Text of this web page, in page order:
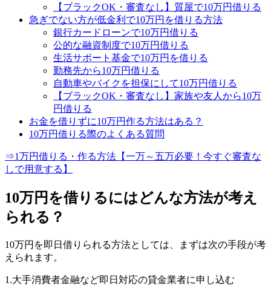
【ブラックOK・審査なし】質屋で10万円借りる
急ぎでない方が低金利で10万円を借りる方法
銀行カードローンで10万円借りる
公的な融資制度で10万円借りる
生活サポート基金で10万円を借りる
勤務先から10万円借りる
自動車やバイクを担保にして10万円借りる
【ブラックOK・審査なし】家族や友人から10万
円借りる
お金を借りずに10万円作る方法はある？
10万円借りる際のよくある質問
⇒1万円借りる・作る方法【一万～五万必要！今すぐ審査な
しで用意する】
10万円を借りるにはどんな方法が考え
られる？
10万円を即日借りられる方法としては、まずは次の手段が考
えられます。
1.大手消費者金融など即日対応の貸金業者に申し込む